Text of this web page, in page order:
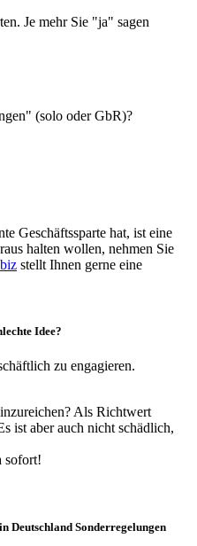
Je mehr Sie "ja" sagen
(solo oder GbR)?
Geschäftssparte hat, ist eine
halten wollen, nehmen Sie
stellt Ihnen gerne eine
Idee?
zu engagieren.
Als Richtwert
ist aber auch nicht schädlich,
sofort!
Deutschland Sonderregelungen